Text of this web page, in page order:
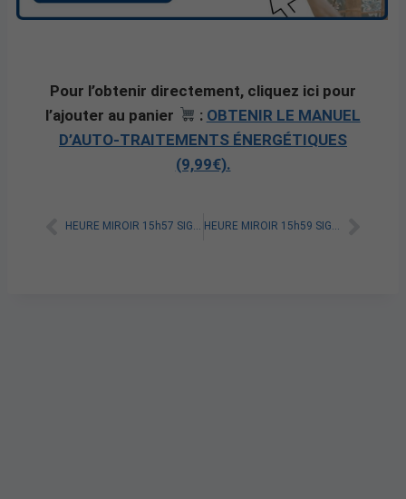
Pour l’obtenir directement, cliquez ici pour
l’ajouter au panier
: OBTENIR LE MANUEL
D’AUTO-TRAITEMENTS ÉNERGÉTIQUES
(9,99€).
HEURE MIROIR 15h57 SIGNIFICATION SPIRITUELLE [A LIRE] HEURE MIROIR 15h59 SIGNIFICATION SPIRITUELLE [A LIRE]